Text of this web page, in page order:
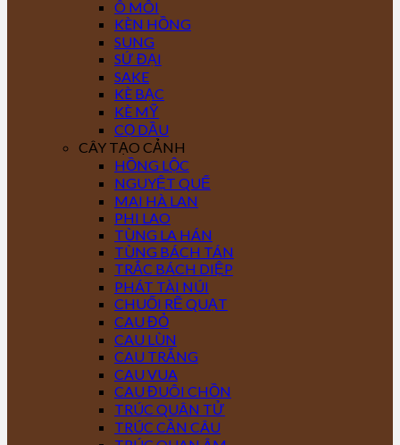
Ô MÔI
KÈN HỒNG
SUNG
SỨ ĐẠI
SAKE
KÈ BẠC
KÈ MỸ
CỌ DẦU
CÂY TẠO CẢNH
HỒNG LỘC
NGUYỆT QUẾ
MAI HÀ LAN
PHI LAO
TÙNG LA HÁN
TÙNG BÁCH TÁN
TRẮC BÁCH DIỆP
PHÁT TÀI NÚI
CHUỐI RẼ QUẠT
CAU ĐỎ
CAU LÙN
CAU TRẮNG
CAU VUA
CAU ĐUÔI CHỒN
TRÚC QUÂN TỬ
TRÚC CẦN CÂU